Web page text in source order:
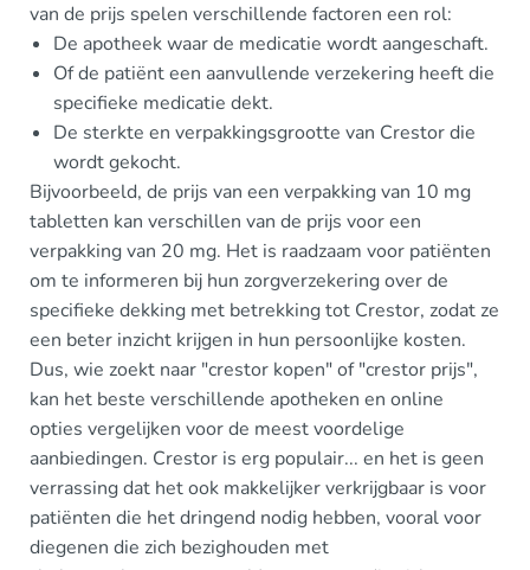
van de prijs spelen verschillende factoren een rol:
De apotheek waar de medicatie wordt aangeschaft.
Of de patiënt een aanvullende verzekering heeft die
specifieke medicatie dekt.
De sterkte en verpakkingsgrootte van Crestor die
wordt gekocht.
Bijvoorbeeld, de prijs van een verpakking van 10 mg
tabletten kan verschillen van de prijs voor een
verpakking van 20 mg. Het is raadzaam voor patiënten
om te informeren bij hun zorgverzekering over de
specifieke dekking met betrekking tot Crestor, zodat ze
een beter inzicht krijgen in hun persoonlijke kosten.
Dus, wie zoekt naar "crestor kopen" of "crestor prijs",
kan het beste verschillende apotheken en online
opties vergelijken voor de meest voordelige
aanbiedingen. Crestor is erg populair... en het is geen
verrassing dat het ook makkelijker verkrijgbaar is voor
patiënten die het dringend nodig hebben, vooral voor
diegenen die zich bezighouden met